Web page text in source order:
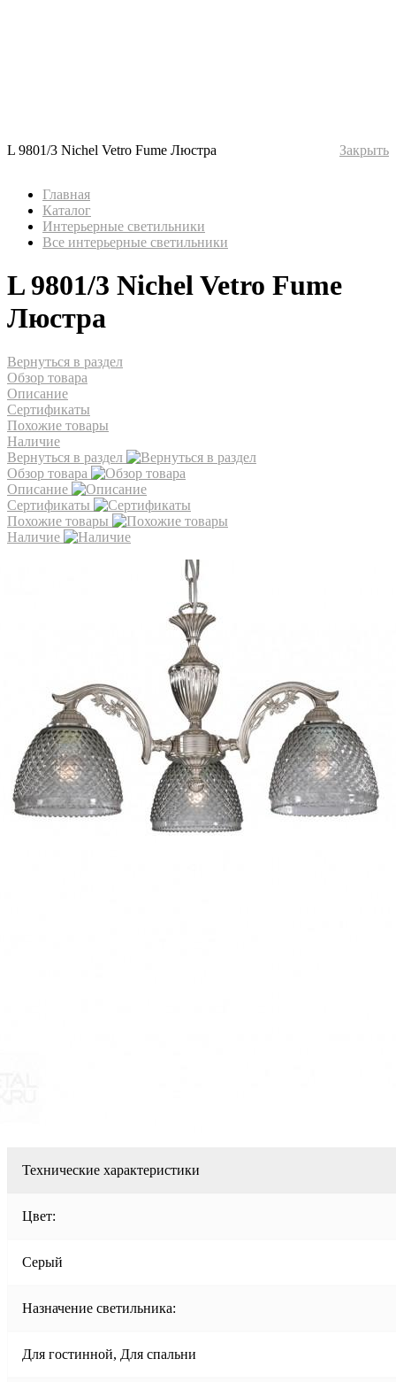
L 9801/3 Nichel Vetro Fume Люстра Закрыть
Главная
Каталог
Интерьерные светильники
Все интерьерные светильники
L 9801/3 Nichel Vetro Fume
Люстра
Вернуться в раздел
Обзор товара
Описание
Сертификаты
Похожие товары
Наличие
Вернуться в раздел
Обзор товара
Описание
Сертификаты
Похожие товары
Наличие
Технические характеристики
Цвет:
Серый
Назначение светильника:
Для гостинной, Для спальни